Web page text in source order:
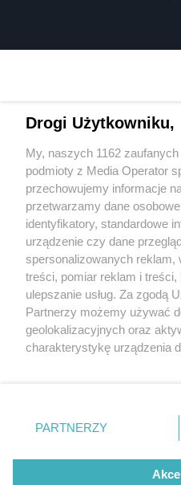
Wydawca mediów lokalnych
Nie zapomnij
zapoznać się z:
polityką prywatności
Twojemiasto
Piekary Śląskie
Chorzów
Tarnowskie Góry
Gliwice
Drogi Użytkowniku,
My, naszych 1162
podmioty z Media Operator
przechowujemy informacje
przetwarzamy dane
identyfikatory, standardowe
urządzenie czy dane
spersonalizowanych reklam,
treści, pomiar reklam i treści,
ulepszanie usług. Za zgodą
Partnerzy możemy używać
geolokalizacyjnych oraz
charakterystykę urządzenia
zmienić/wycofać klikając
znajdujący się w lewym
rodzaje przetwarzania
użytkownika, ale masz
PARTNERZY